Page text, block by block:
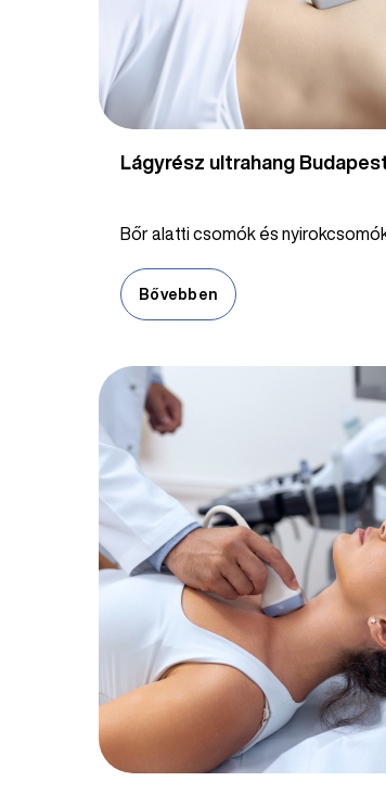
Lágyrész ultrahang
Bőr alatti csomók és
Bővebben